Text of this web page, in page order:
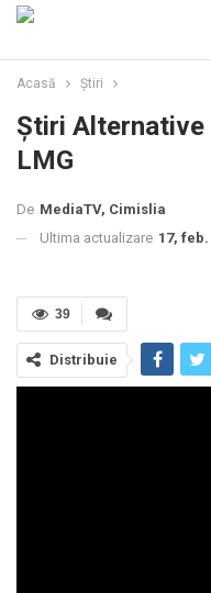
Acasă Știri
Știri
LMG
De MediaTV, Cimislia
Ultima actualizare 17, feb.
39
Distribuie